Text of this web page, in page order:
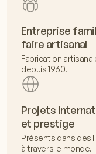
Entreprise
faire artisanal
Fabrication
depuis 1960.
Projets
et prestige
Présents dans des
à travers le monde.